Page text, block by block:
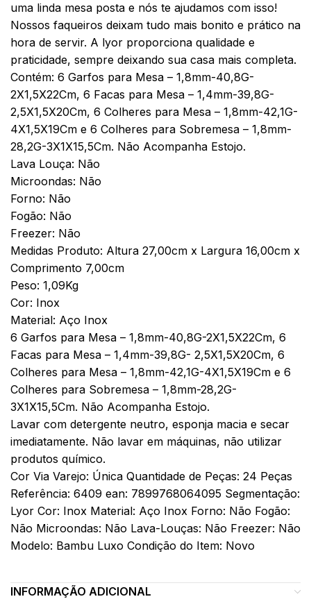
uma linda mesa posta e nós te ajudamos com isso!
Nossos faqueiros deixam tudo mais bonito e prático na
hora de servir. A lyor proporciona qualidade e
praticidade, sempre deixando sua casa mais completa.
Contém: 6 Garfos para Mesa – 1,8mm-40,8G-
2X1,5X22Cm, 6 Facas para Mesa – 1,4mm-39,8G-
2,5X1,5X20Cm, 6 Colheres para Mesa – 1,8mm-42,1G-
4X1,5X19Cm e 6 Colheres para Sobremesa – 1,8mm-
28,2G-3X1X15,5Cm. Não Acompanha Estojo.
Lava Louça: Não
Microondas: Não
Forno: Não
Fogão: Não
Freezer: Não
Medidas Produto: Altura 27,00cm x Largura 16,00cm x
Comprimento 7,00cm
Peso: 1,09Kg
Cor: Inox
Material: Aço Inox
6 Garfos para Mesa – 1,8mm-40,8G-2X1,5X22Cm, 6
Facas para Mesa – 1,4mm-39,8G- 2,5X1,5X20Cm, 6
Colheres para Mesa – 1,8mm-42,1G-4X1,5X19Cm e 6
Colheres para Sobremesa – 1,8mm-28,2G-
3X1X15,5Cm. Não Acompanha Estojo.
Lavar com detergente neutro, esponja macia e secar
imediatamente. Não lavar em máquinas, não utilizar
produtos químico.
Cor Via Varejo: Única Quantidade de Peças: 24 Peças
Referência: 6409 ean: 7899768064095 Segmentação:
Lyor Cor: Inox Material: Aço Inox Forno: Não Fogão:
Não Microondas: Não Lava-Louças: Não Freezer: Não
Modelo: Bambu Luxo Condição do Item: Novo
INFORMAÇÃO ADICIONAL